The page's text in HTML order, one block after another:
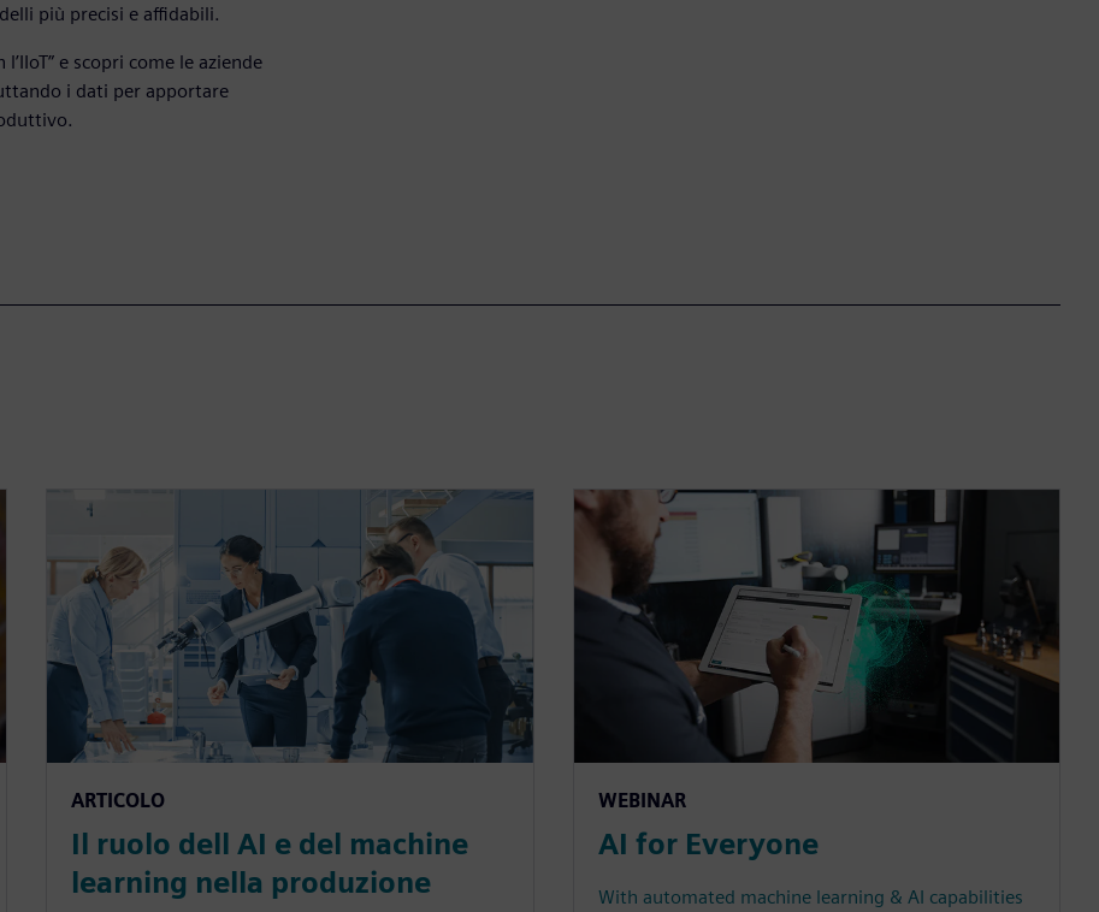
più precisi e affidabili.
e scopri come le aziende
i dati per apportare
ARTICOLO
Il ruolo dell AI e del machine
learning nella produzione
WEBINAR
AI for Everyone
With automated machine learning & AI capabilities